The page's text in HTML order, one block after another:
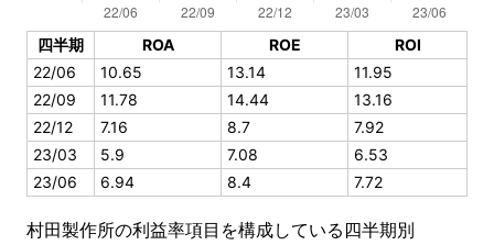
四半期 ROA ROE
ROI
22/06
10.65 13.14
11.95
22/09
11.78 14.44
13.16
22/12
7.16 8.7
7.92
23/03
5.9 7.08
6.53
23/06
6.94 8.4 7.72
村田製作所の利益率項目を構成している四半期別